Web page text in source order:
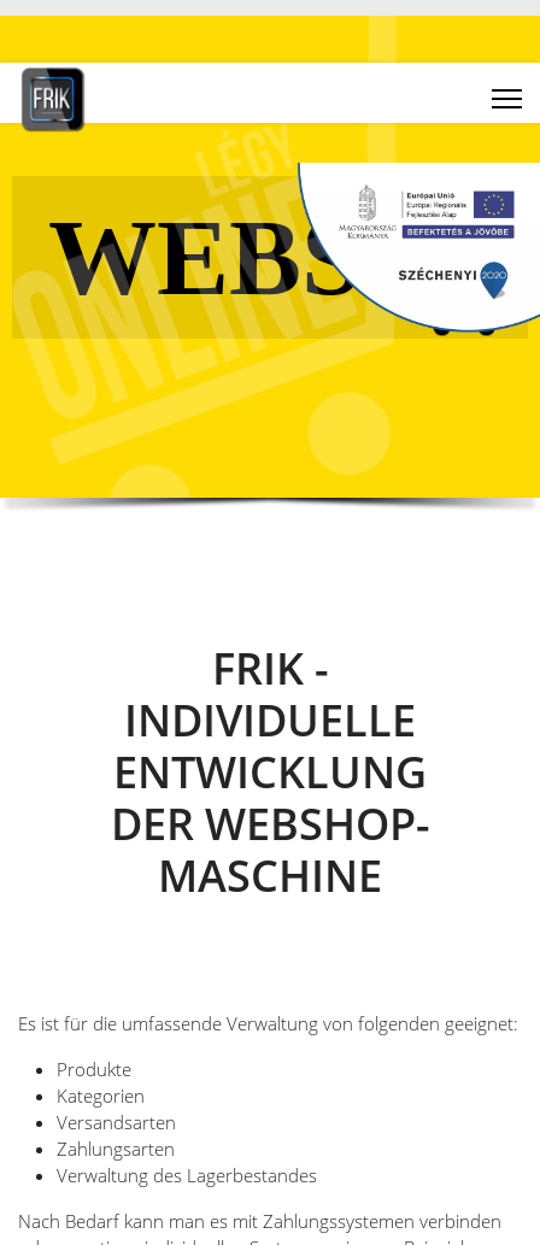
Slider - Webshop
FRIK -
INDIVIDUELLE
ENTWICKLUNG
DER WEBSHOP-
MASCHINE
Es ist für die umfassende Verwaltung von folgenden geeignet:
Produkte
Kategorien
Versandsarten
Zahlungsarten
Verwaltung des Lagerbestandes
Nach Bedarf kann man es mit Zahlungssystemen verbinden